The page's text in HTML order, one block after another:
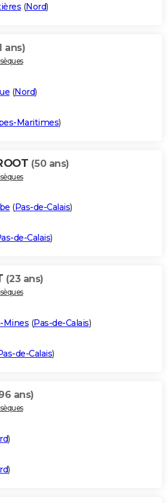
(Nord)
ans)
(Nord)
Maritimes)
(50 ans)
(Pas-de-Calais)
de-Calais)
(23 ans)
Mines (Pas-de-Calais)
de-Calais)
ans)
)
)